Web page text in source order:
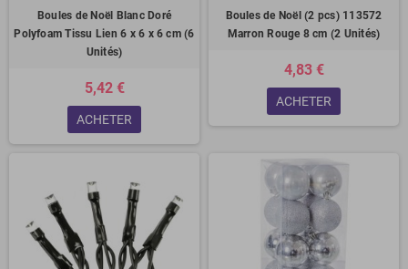
Boules de Noël Blanc Doré
Polyfoam Tissu Lien 6 x 6 x 6 cm (6
Unités)
5,42 €
ACHETER
Boules de Noël (2 pcs) 113572
Marron Rouge 8 cm (2 Unités)
4,83 €
ACHETER